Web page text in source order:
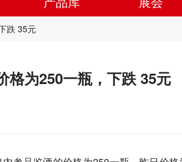
跌 35元
格为250一瓶，下跌 35元